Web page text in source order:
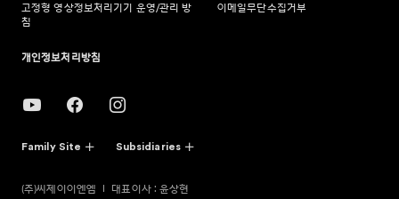
고정형 영상정보처리기기 운영/관리 방
침
이메일무단수집거부
개인정보처리방침
Family Site Subsidiaries
(주)씨제이이엔엠
대표이사 : 윤상현